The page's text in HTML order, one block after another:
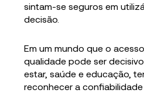
sintam-se seguros em
decisão.
Em um mundo que o
qualidade pode ser
estar, saúde e educação,
reconhecer a